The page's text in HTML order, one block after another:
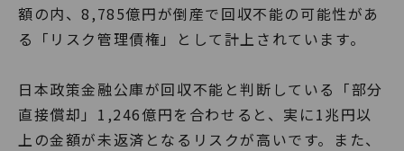
額の内、8,785億円が倒産で回収不能の可能性があ
る「リスク管理債権」として計上されています。
日本政策金融公庫が回収不能と判断している「部分
直接償却」1,246億円を合わせると、実に1兆円以
上の金額が未返済となるリスクが高いです。また、